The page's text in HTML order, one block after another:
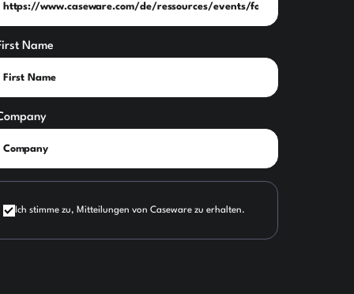
Name
Ich stimme zu, Mitteilungen von Caseware zu erhalten.